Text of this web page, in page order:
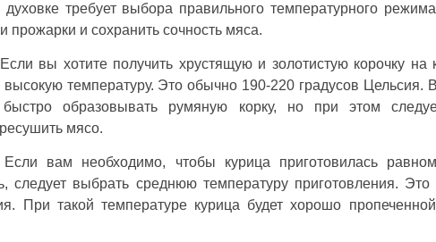
требует выбора правильного температурного
прожарки и сохранить сочность мяса.
Если вы хотите получить хрустящую и золотистую корочку на
высокую температуру. Это обычно 190-220 градусов Цельсия.
быстро образовывать румяную корку, но при этом
мясо.
Если вам необходимо, чтобы курица приготовилась
следует выбрать среднюю температуру приготовления.
При такой температуре курица будет хорошо